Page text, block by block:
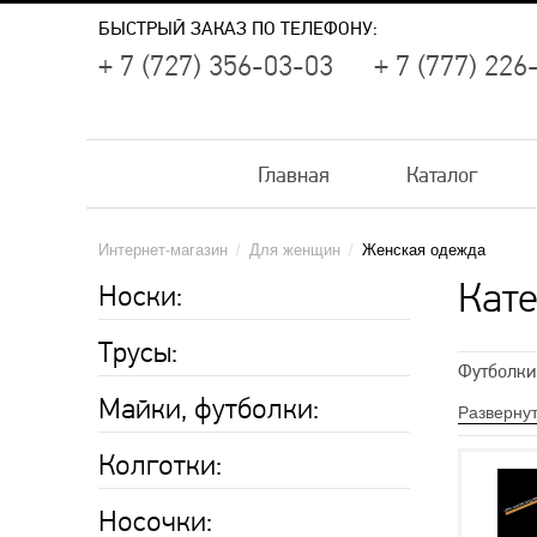
БЫСТРЫЙ ЗАКАЗ ПО ТЕЛЕФОНУ:
+ 7 (727) 356-03-03 + 7 (777)
Главная Каталог
Интернет-магазин / Для женщин / Женская одежда
Носки:
Трусы:
Майки, футболки:
Колготки:
Носочки:
Термо-
Топы